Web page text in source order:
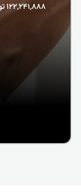
122,241,888 تومان